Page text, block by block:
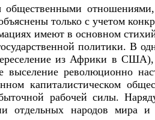
только с учетом
имеют в основном
политики.
из Африки в
выселение революционно
капиталистическом
рабочей силы.
отдельных народов мира